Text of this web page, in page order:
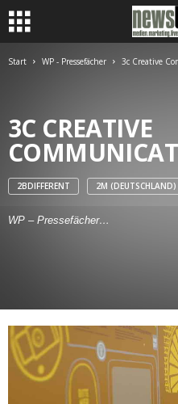
Start WP - Pressefächer 3c Creative
3C CREATIVE
2BDIFFERENT 2M (DEUTSCHLAND)
WP – Pressefächer…